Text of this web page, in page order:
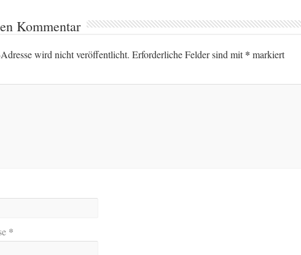
Kommentar
wird nicht veröffentlicht. Erforderliche Felder sind mit* markiert
*